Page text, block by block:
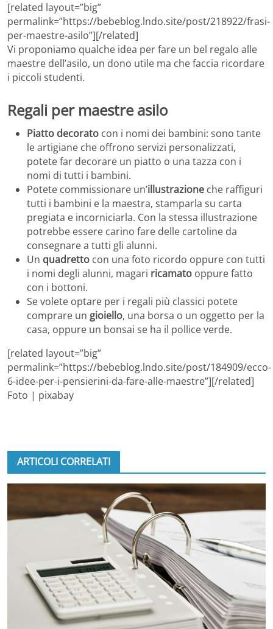
[related layout=”big”
permalink=”https://bebeblog.lndo.site/post/218922/frasi-
per-maestre-asilo”][/related]
Vi proponiamo qualche idea per fare un bel regalo alle
maestre dell’asilo, un dono utile ma che faccia ricordare
i piccoli studenti.
Regali per maestre asilo
Piatto decorato con i nomi dei bambini: sono tante
le artigiane che offrono servizi personalizzati,
potete far decorare un piatto o una tazza con i
nomi di tutti i bambini.
Potete commissionare un’illustrazione che raffiguri
tutti i bambini e la maestra, stamparla su carta
pregiata e incorniciarla. Con la stessa illustrazione
potrebbe essere carino fare delle cartoline da
consegnare a tutti gli alunni.
Un quadretto con una foto ricordo oppure con tutti
i nomi degli alunni, magari ricamato oppure fatto
con i bottoni.
Se volete optare per i regali più classici potete
comprare un gioiello, una borsa o un oggetto per la
casa, oppure un bonsai se ha il pollice verde.
[related layout=”big”
permalink=”https://bebeblog.lndo.site/post/184909/ecco-
6-idee-per-i-pensierini-da-fare-alle-maestre”][/related]
Foto | pixabay
ARTICOLI CORRELATI